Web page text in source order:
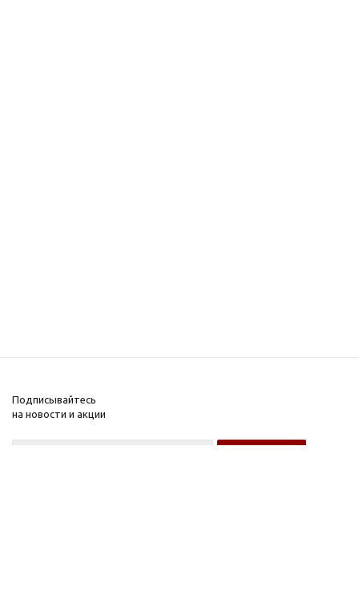
Подписывайтесь
на новости и акции